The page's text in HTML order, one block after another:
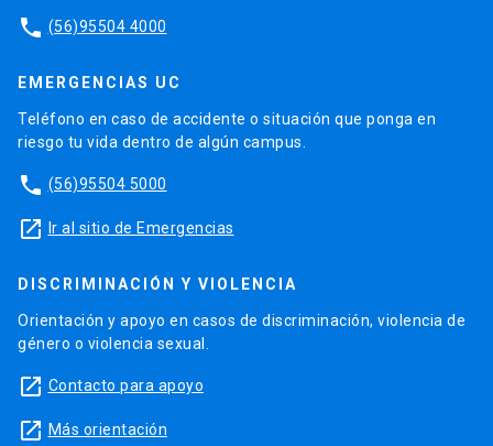
phone (56)95504 4000
EMERGENCIAS UC
Teléfono en caso de accidente o situación que ponga en
riesgo tu vida dentro de algún campus.
phone (56)95504 5000
launch Ir al sitio de Emergencias
DISCRIMINACIÓN Y VIOLENCIA
Orientación y apoyo en casos de discriminación, violencia de
género o violencia sexual.
launch Contacto para apoyo
launch Más orientación